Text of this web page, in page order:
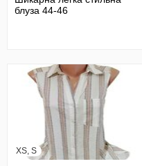
блуза 44-46
XS, S